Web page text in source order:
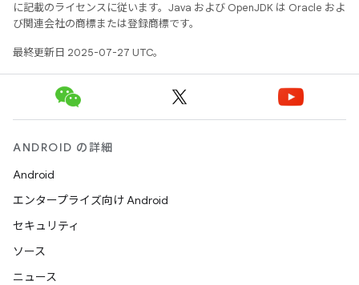
に記載のライセンスに従います。Java および OpenJDK は Oracle およ
び関連会社の商標または登録商標です。
最終更新日 2025-07-27 UTC。
ANDROID の詳細
Android
エンタープライズ向け Android
セキュリティ
ソース
ニュース